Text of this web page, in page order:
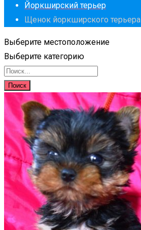
Йоркширский терьер
Щенок йоркширского терьера
Выберите местоположение
Выберите категорию
Поиск